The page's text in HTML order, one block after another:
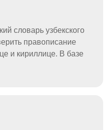
словарь узбекского
правописание
и кириллице. В базе